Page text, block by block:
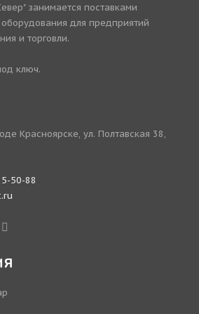
занимается поставками
для предприятий
и торговли.
ключ.
Красноярске, ул. Полтавская 38,
50-88